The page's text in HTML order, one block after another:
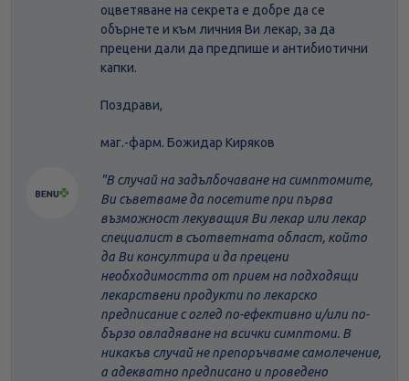
оцветяване на секрета е добре да се
обърнете и към личния Ви лекар, за да
прецени дали да предпише и антибиотични
капки.
Поздрави,
маг.-фарм. Божидар Киряков
"В случай на задълбочаване на симптомите,
Ви съветваме да посетите при първа
възможност лекуващия Ви лекар или лекар
специалист в съответната област, който
да Ви консултира и да прецени
необходимостта от прием на подходящи
лекарствени продукти по лекарско
предписание с оглед по-ефективно и/или по-
бързо овладяване на всички симптоми. В
никакъв случай не препоръчваме самолечение,
а адекватно предписано и проведено